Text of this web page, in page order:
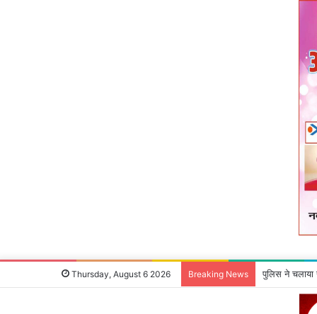
Thursday, August 6 2026 Breaking News पुलिस ने चलाया